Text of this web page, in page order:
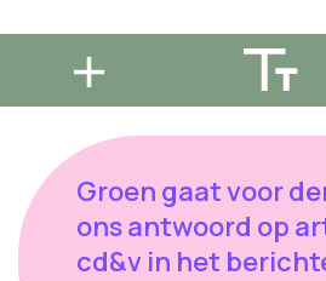
Groen gaat voor
ons antwoord op
cd&v in het